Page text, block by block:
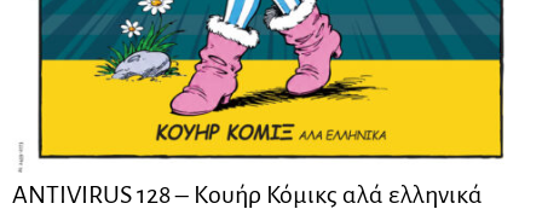
ANTIVIRUS 128 – Kουήρ Κόμικς αλά ελληνικά